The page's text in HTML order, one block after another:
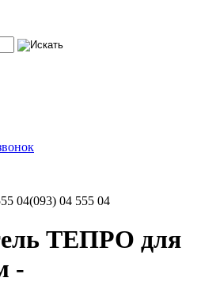
04(093) 04 555 04
ТЕПРО для
-